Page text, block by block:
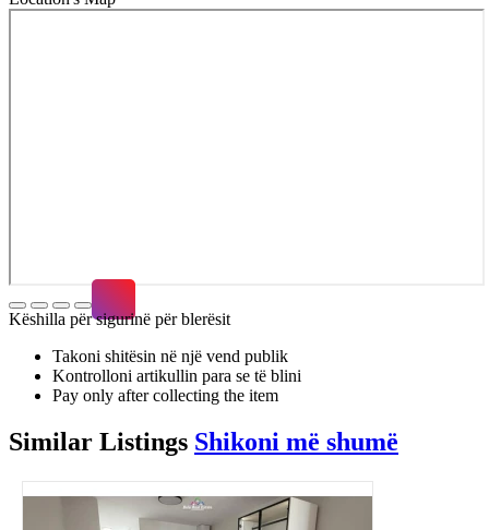
Këshilla për sigurinë për blerësit
Takoni shitësin në një vend publik
Kontrolloni artikullin para se të blini
Pay only after collecting the item
Similar Listings Shikoni më shumë